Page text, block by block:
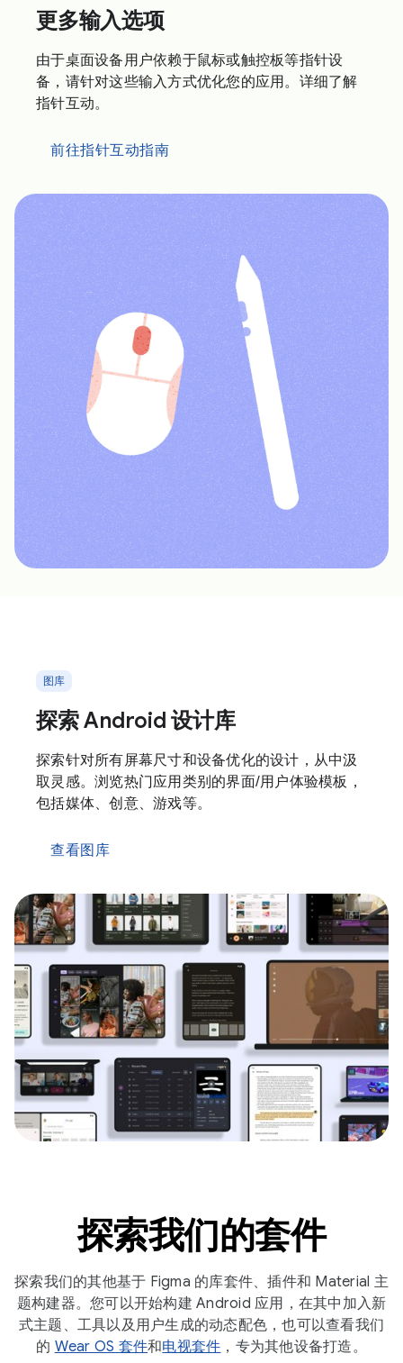
更多输入选项
由于桌面设备用户依赖于鼠标或触控板等指针设
备，请针对这些输入方式优化您的应用。详细了解
指针互动。
前往指针互动指南
图库
探索 Android 设计库
探索针对所有屏幕尺寸和设备优化的设计，从中汲
取灵感。浏览热门应用类别的界面/用户体验模板，
包括媒体、创意、游戏等。
查看图库
探索我们的套件
探索我们的其他基于 Figma 的库套件、插件和 Material 主
题构建器。您可以开始构建 Android 应用，在其中加入新
式主题、工具以及用户生成的动态配色，也可以查看我们
的 Wear OS 套件和电视套件 ，专为其他设备打造。